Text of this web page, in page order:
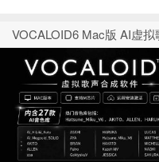
VOCALOID6 Mac版 AI虚